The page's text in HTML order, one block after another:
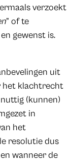
verzoekt
” of te
gewenst is.
uit
het klachtrecht
(kunnen)
in
het
resolutie dus
wanneer de